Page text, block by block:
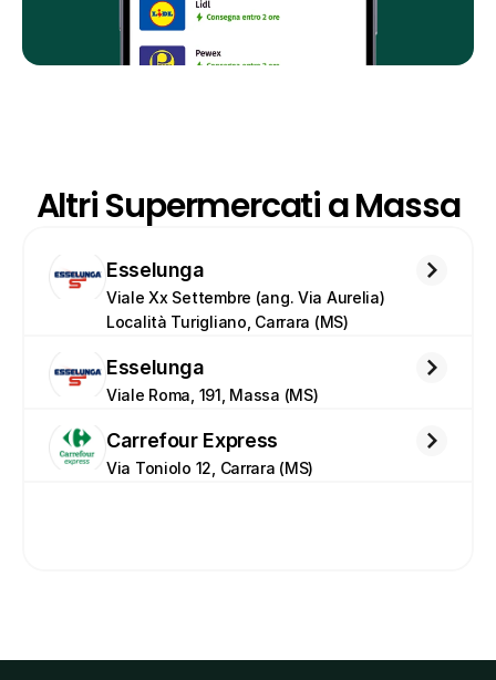
Altri Supermercati a Massa
Esselunga
Viale Xx Settembre (ang. Via Aurelia)
Località Turigliano, Carrara (MS)
Esselunga
Viale Roma, 191, Massa (MS)
Carrefour Express
Via Toniolo 12, Carrara (MS)